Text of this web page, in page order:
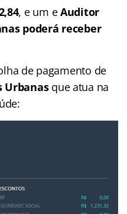
, e um eAuditor
poderá receber
de pagamento de
Urbanasque atua na